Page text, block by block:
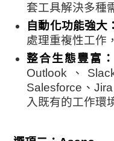
套工具解決多種
自動化功能強大：
處理重複性工作
整合生態豐富：
Outlook、
Salesforce、
入既有的工作環